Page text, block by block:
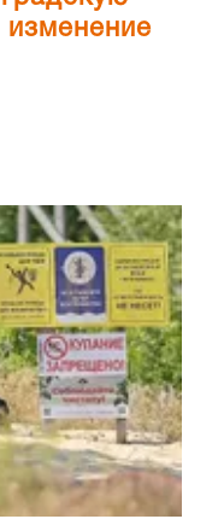
изменение